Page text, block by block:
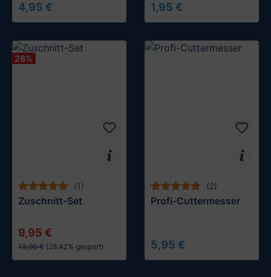
4,95 € 1,95 €
28%
(1)
Zuschnitt-Set
9,95 €
13,90 € (28.42% gespart)
(2)
Profi-Cuttermesser
5,95 €